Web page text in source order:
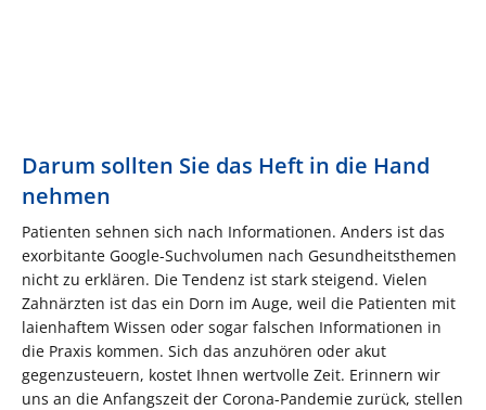
Darum sollten Sie das Heft in die Hand
nehmen
Patienten sehnen sich nach Informationen. Anders ist das
exorbitante Google-Suchvolumen nach Gesundheitsthemen
nicht zu erklären. Die Tendenz ist stark steigend. Vielen
Zahnärzten ist das ein Dorn im Auge, weil die Patienten mit
laienhaftem Wissen oder sogar falschen Informationen in
die Praxis kommen. Sich das anzuhören oder akut
gegenzusteuern, kostet Ihnen wertvolle Zeit. Erinnern wir
uns an die Anfangszeit der Corona-Pandemie zurück, stellen